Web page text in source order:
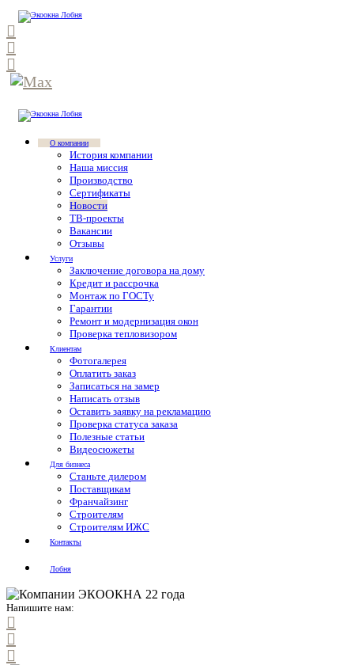
О компании
История компании
Наша миссия
Производство
Сертификаты
Новости
ТВ-проекты
Вакансии
Отзывы
Услуги
Заключение договора на дому
Кредит и рассрочка
Монтаж по ГОСТу
Гарантии
Ремонт и модернизация окон
Проверка тепловизором
Клиентам
Фотогалерея
Оплатить заказ
Записаться на замер
Написать отзыв
Оставить заявку на рекламацию
Проверка статуса заказа
Полезные статьи
Видеосюжеты
Для бизнеса
Станьте дилером
Поставщикам
Франчайзинг
Строителям
Строителям ИЖС
Контакты
Лобня
Напишите нам: